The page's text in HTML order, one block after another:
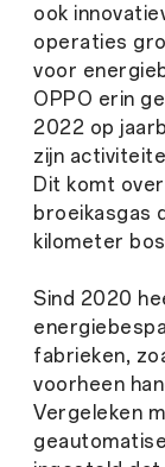
ook
operaties
voor
OPPO erin
2022 op
zijn
Dit komt
broeikasgas
kilometer
Sind 2020
fabrieken,
voorheen
Vergeleken